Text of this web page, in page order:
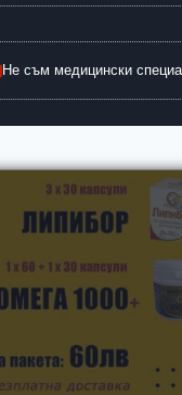
Не съм медицински